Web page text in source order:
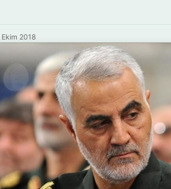
2018